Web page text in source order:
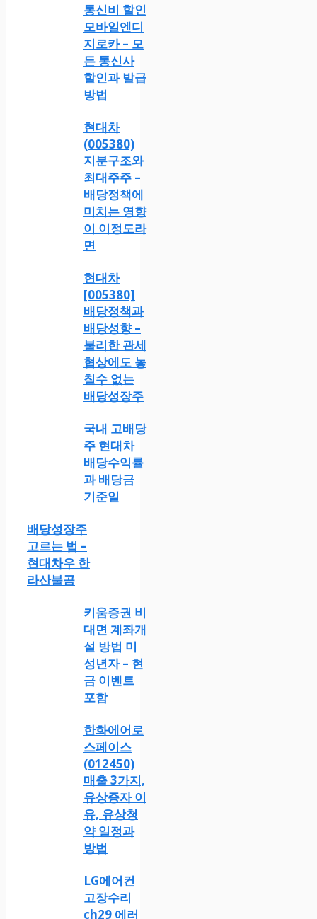
통신비 할인
모바일엔디
지로카 – 모
든 통신사
할인과 발급
방법
현대차
(005380)
지분구조와
최대주주 –
배당정책에
미치는 영향
이 이정도라
면
현대차
[005380]
배당정책과
배당성향 –
불리한 관세
협상에도 놓
칠수 없는
배당성장주
국내 고배당
주 현대차
배당수익률
과 배당금
기준일
배당성장주
고르는 법 –
현대차우 한
라산불곰
키움증권 비
대면 계좌개
설 방법 미
성년자 – 현
금 이벤트
포함
한화에어로
스페이스
(012450)
매출 3가지,
유상증자 이
유, 유상청
약 일정과
방법
LG에어컨
고장수리
ch29 에러